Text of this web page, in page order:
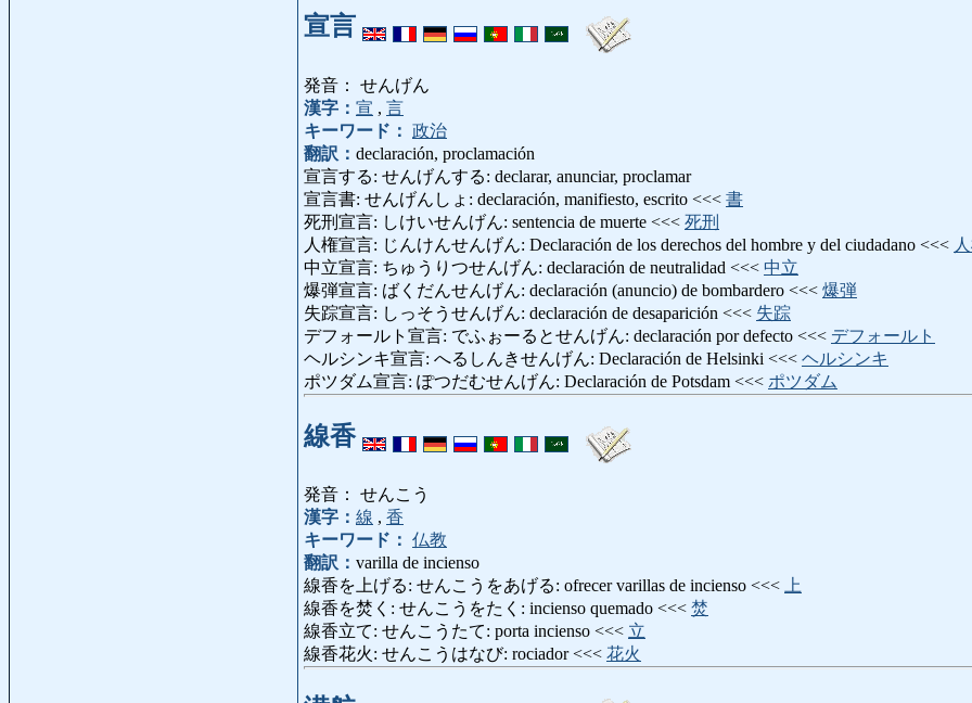
宣言
発音： せんげん
漢字： 宣 , 言
キーワード： 政治
翻訳： declaración, proclamación
宣言する: せんげんする: declarar, anunciar, proclamar
宣言書: せんげんしょ: declaración, manifiesto, escrito <<< 書
死刑宣言: しけいせんげん: sentencia de muerte <<< 死刑
人権宣言: じんけんせんげん: Declaración de los derechos del hombre y del ciudadano <<<
中立宣言: ちゅうりつせんげん: declaración de neutralidad <<< 中立
爆弾宣言: ばくだんせんげん: declaración (anuncio) de bombardero <<< 爆弾
失踪宣言: しっそうせんげん: declaración de desaparición <<< 失踪
デフォールト宣言: でふぉーるとせんげん: declaración por defecto <<< デフォールト
ヘルシンキ宣言: へるしんきせんげん: Declaración de Helsinki <<< ヘルシンキ
ポツダム宣言: ぽつだむせんげん: Declaración de Potsdam <<< ポツダム
線香
発音： せんこう
漢字： 線 , 香
キーワード： 仏教
翻訳： varilla de incienso
線香を上げる: せんこうをあげる: ofrecer varillas de incienso <<< 上
線香を焚く: せんこうをたく: incienso quemado <<< 焚
線香立て: せんこうたて: porta incienso <<< 立
線香花火: せんこうはなび: rociador <<< 花火